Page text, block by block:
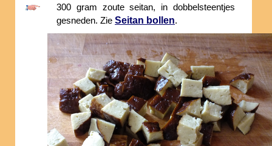
300 gram zoute seitan, in dobbelsteentjes
gesneden. Zie Seitan bollen.